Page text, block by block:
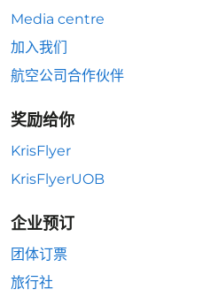
Media centre
加入我们
航空公司合作伙伴
奖励给你
KrisFlyer
KrisFlyerUOB
企业预订
团体订票
旅行社